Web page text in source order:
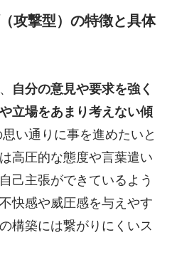
攻撃型）の特徴と具体
自分の意見や要求を強く
立場をあまり考えない傾
い通りに事を進めたいと
高圧的な態度や言葉遣い
己主張ができているよう
快感や威圧感を与えやす
構築には繋がりにくいス